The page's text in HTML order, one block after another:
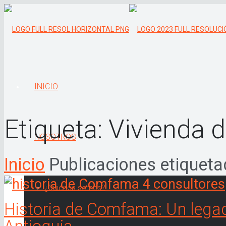
INICIO
NOSOTROS
¿Quiénes somos?
Etiqueta: Vivienda
Inicio Publicaciones
Historia de Comfama: Un